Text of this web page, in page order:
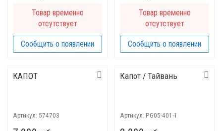
Товар временно
отсутствует
Сообщить о появлении
Товар временно
отсутствует
Сообщить о появлении
КАПОТ
Артикул: 574703
Капот / Тайвань
Артикул: PG05-401-1